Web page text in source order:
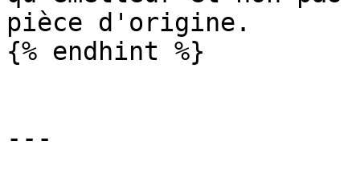
pièce d'origine.
{% endhint %}
---